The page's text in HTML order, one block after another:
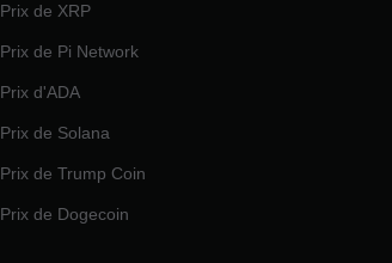
Prix de XRP
Prix de Pi Network
Prix d'ADA
Prix de Solana
Prix de Trump Coin
Prix de Dogecoin